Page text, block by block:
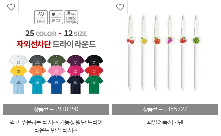
상품코드 :938290
믿고 주문하는 티셔츠 기능성 원단 드라이
라운드 반팔 티셔츠
상품코드 : 355727
과일에폭시볼펜